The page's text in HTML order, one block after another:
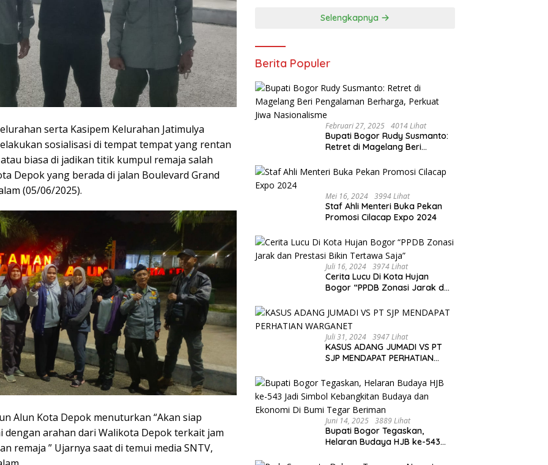
serta Kasipem Kelurahan Jatimulya
sosialisasi di tempat tempat yang rentan
biasa di jadikan titik kumpul remaja salah
Depok yang berada di jalan Boulevard Grand
(05/06/2025).
Alun Kota Depok menuturkan “Akan siap
dengan arahan dari Walikota Depok terkait jam
remaja ” Ujarnya saat di temui media SNTV,
Selengkapnya
Berita Populer
Februari 27, 2025 4014 Lihat
Bupati Bogor Rudy Susmanto:
Retret di Magelang Beri
Jiwa Nasionalisme
Mei 16, 2024 3994 Lihat
Staf Ahli Menteri Buka Pekan
Promosi Cilacap Expo 2024
Juli 16, 2024 3974 Lihat
Cerita Lucu Di Kota Hujan
Bogor “PPDB Zonasi Jarak dan
Juli 31, 2024 3947 Lihat
KASUS ADANG JUMADI VS PT
SJP MENDAPAT PERHATIAN
Juni 14, 2025 3889 Lihat
Bupati Bogor Tegaskan,
Helaran Budaya HJB ke-543